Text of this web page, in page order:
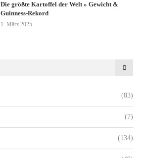
Die größte Kartoffel der Welt » Gewicht &
Guinness-Rekord
1. März 2025
(83)
(7)
(134)